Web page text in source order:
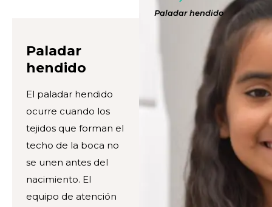
Paladar hendido
Paladar
hendido
El paladar hendido
ocurre cuando los
tejidos que forman el
techo de la boca no
se unen antes del
nacimiento. El
equipo de atención